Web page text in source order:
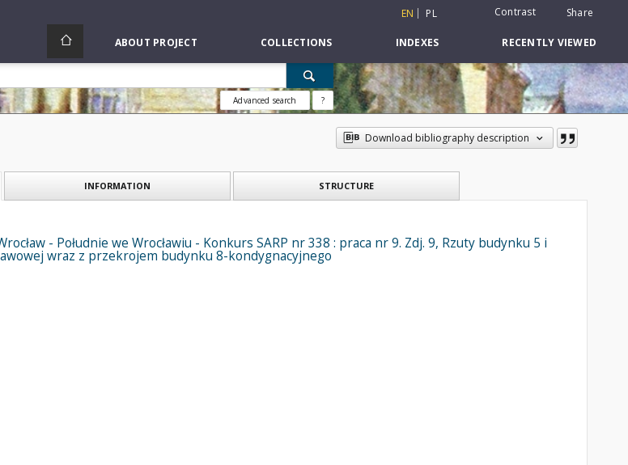
EN PL Contrast Share
ABOUT PROJECT COLLECTIONS INDEXES RECENTLY VIEWED
Advanced search ?
Download bibliography description
INFORMATION STRUCTURE
- Południe we Wrocławiu - Konkurs SARP nr 338 : praca nr 9. Zdj. 9, Rzuty budynku 5 i
wraz z przekrojem budynku 8-kondygnacyjnego